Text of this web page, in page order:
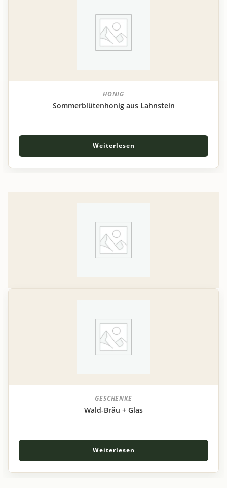
HONIG
Sommerblütenhonig aus Lahnstein
Weiterlesen
GESCHENKE
Wald-Bräu + Glas
Weiterlesen